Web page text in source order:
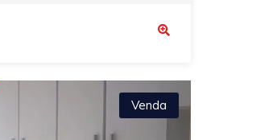
Venda